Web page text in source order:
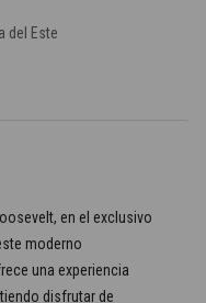
del Este
en el exclusivo
moderno
una experiencia
disfrutar de